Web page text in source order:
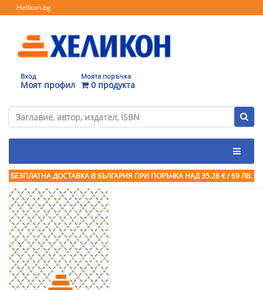
Helikon.bg
Вход
Моят профил
Моята поръчка
0 продукта
БЕЗПЛАТНА ДОСТАВКА В БЪЛГАРИЯ ПРИ ПОРЪЧКА НАД 35.28 € / 69 ЛВ.